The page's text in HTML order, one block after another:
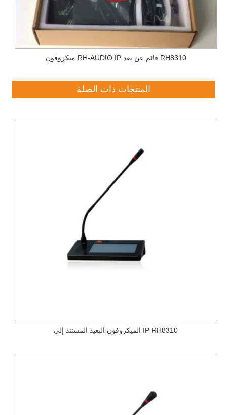
ميكروفون RH-AUDIO IP قائم عن بعد RH8310
المنتجات ذات الصلة
الميكروفون البعيد المستند إلى IP RH8310